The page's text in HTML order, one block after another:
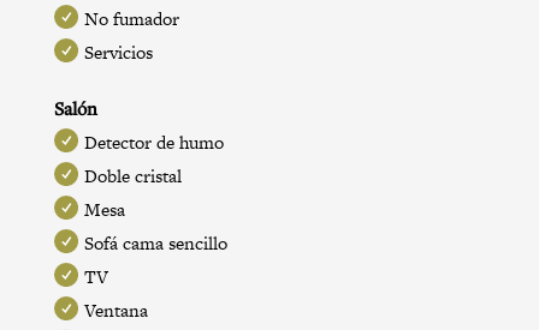
No fumador
Servicios
Salón
Detector de humo
Doble cristal
Mesa
Sofá cama sencillo
TV
Ventana